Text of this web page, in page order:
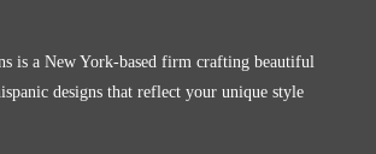
is a New York-based firm crafting beautiful
designs that reflect your unique style